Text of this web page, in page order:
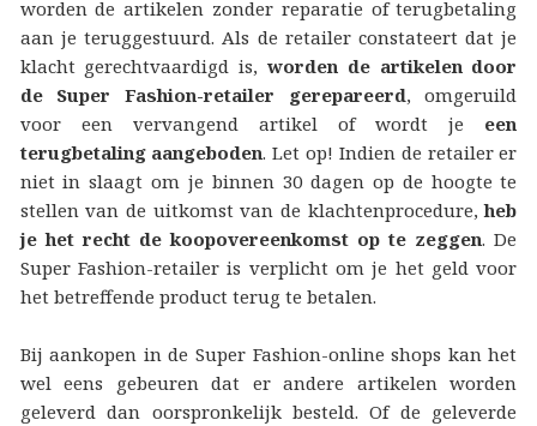
worden de artikelen zonder reparatie of terugbetaling
aan je teruggestuurd. Als de retailer constateert dat je
klacht gerechtvaardigd is, worden de artikelen door
de Super Fashion-retailer gerepareerd, omgeruild
voor een vervangend artikel of wordt je een
terugbetaling aangeboden. Let op! Indien de retailer er
niet in slaagt om je binnen 30 dagen op de hoogte te
stellen van de uitkomst van de klachtenprocedure,heb
je het recht de koopovereenkomst op te zeggen. De
Super Fashion-retailer is verplicht om je het geld voor
het betreffende product terug te betalen.
Bij aankopen in de Super Fashion-online shops kan het
wel eens gebeuren dat er andere artikelen worden
geleverd dan oorspronkelijk besteld. Of de geleverde